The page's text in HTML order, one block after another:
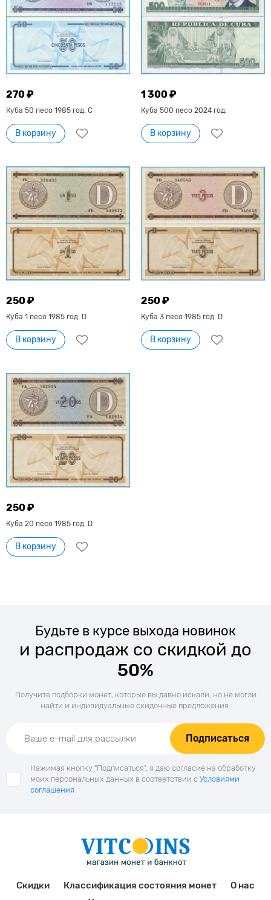
270 ₽
Куба 50 песо 1985 год. С
В корзину
1 300 ₽
Куба 500 песо 2024 год.
В корзину
250 ₽
Куба 1 песо 1985 год. D
В корзину
250 ₽
Куба 3 песо 1985 год. D
В корзину
250 ₽
Куба 20 песо 1985 год. D
В корзину
Будьте в курсе выхода новинок
и распродаж со скидкой до
50%
Получите подборки монет, которые вы давно искали, но не могли
найти и индивидуальные скидочные предложения.
Подписаться
Нажимая кнопку "Подписаться", я даю согласие на обработку
моих персональных данных в соответствии с Условиями
соглашения
Скидки Классификация состояния монет
О нас